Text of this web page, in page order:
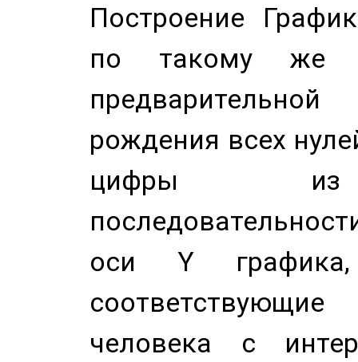
Построение
по такому же
рождения всех
цифры из
оси Y
человека с